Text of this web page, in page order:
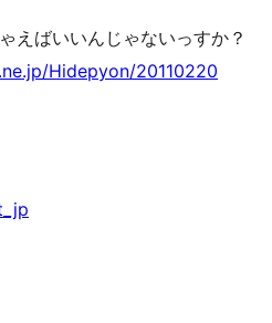
えばいいんじゃないっすか？
Hidepyon/20110220